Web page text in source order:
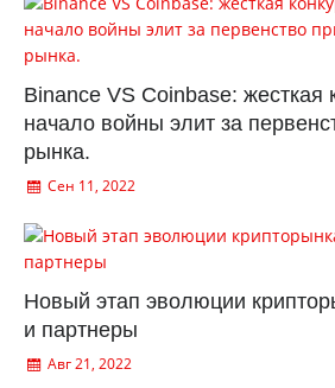
Binance VS Coinbase: жесткая
начало войны элит за
рынка.
Сен 11, 2022
Новый этап эволюции
и партнеры
Авг 21, 2022